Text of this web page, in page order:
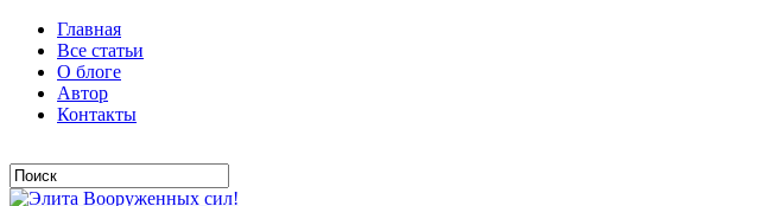
Главная
Все статьи
О блоге
Автор
Контакты